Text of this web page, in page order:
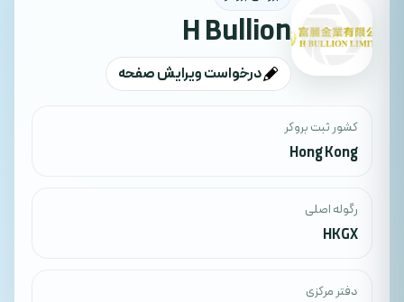
H Bullion
درخواست ویرایش صفحه
کشور ثبت بروکر
Hong Kong
رگوله اصلی
HKGX
دفتر مرکزی